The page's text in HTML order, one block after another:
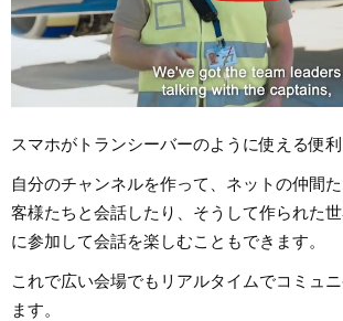
スマホがトランシーバーのように使える便利
自分のチャンネルを作って、ネットの仲間
客様たちと会話したり、そうして作られた
に参加して会話を楽しむこともできます。
これで広い会場でもリアルタイムでコミュ
ます。